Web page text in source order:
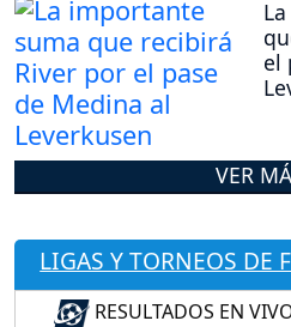
el
VER
LIGAS Y TORNEOS DE
RESULTADOS EN